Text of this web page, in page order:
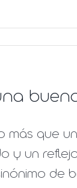
más que
y un
de